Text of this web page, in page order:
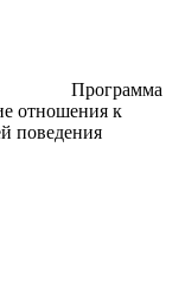
Программа
отношения к
поведения